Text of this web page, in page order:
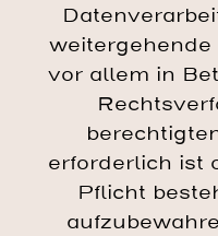
vor allem in
erforderlich ist
Pflicht